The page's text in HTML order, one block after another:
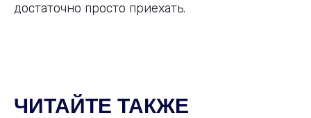
достаточно просто приехать.
ЧИТАЙТЕ ТАКЖЕ